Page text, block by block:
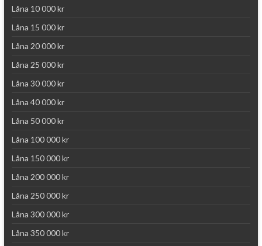
Låna 10 000 kr
Låna 15 000 kr
Låna 20 000 kr
Låna 25 000 kr
Låna 30 000 kr
Låna 40 000 kr
Låna 50 000 kr
Låna 100 000 kr
Låna 150 000 kr
Låna 200 000 kr
Låna 250 000 kr
Låna 300 000 kr
Låna 350 000 kr